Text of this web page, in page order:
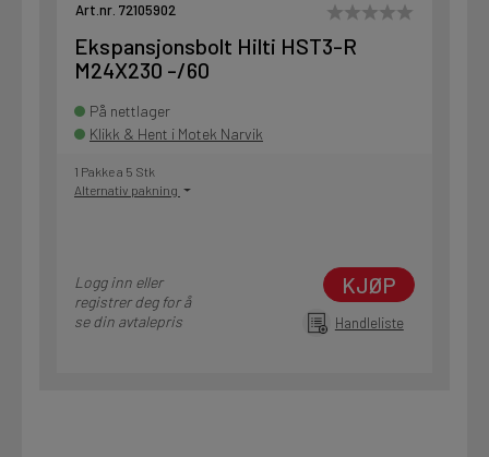
Art.nr. 72105902
Ekspansjonsbolt Hilti HST3-R
M24X230 -/60
På nettlager
Klikk & Hent i Motek Narvik
1 Pakke a 5 Stk
Alternativ pakning
Logg inn eller
registrer deg for å
se din avtalepris
KJØP
Handleliste